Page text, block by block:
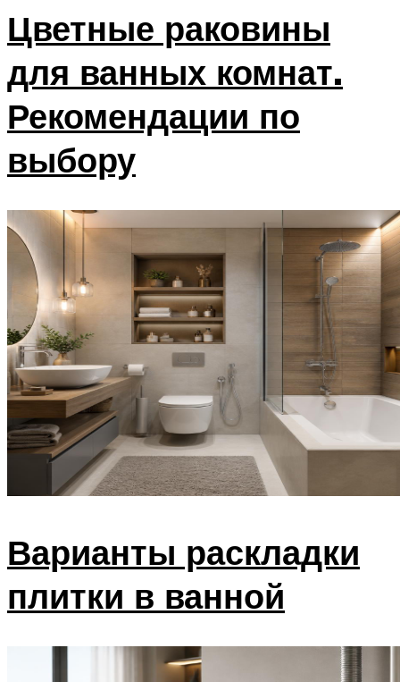
Цветные раковины
для ванных комнат.
Рекомендации по
выбору
Варианты раскладки
плитки в ванной